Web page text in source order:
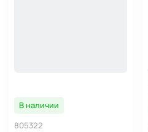
В наличии
805322